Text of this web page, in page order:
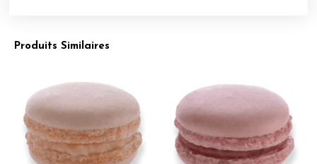
Produits Similaires